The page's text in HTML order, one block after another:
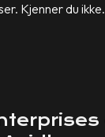
Kjenner du ikke.